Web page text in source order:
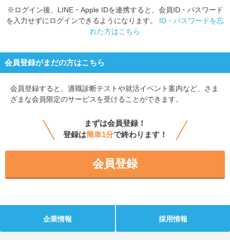
※ログイン後、LINE・Apple IDを連携すると、会員ID・パスワード
を入力せずにログインできるようになります。 ID・パスワードを忘
れた方はこちら
会員登録がまだの方はこちら
会員登録すると、 適職診断テストや就活イベント案内など、さま
ざまな会員限定のサービスを受けることができます。
まずは会員登録！
登録は簡単1分で終わります！
会員登録
企業情報 採用情報